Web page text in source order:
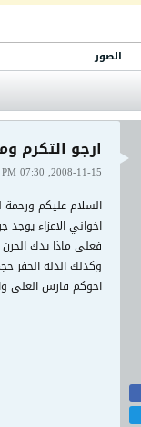
الصور
ارجو التكرم
2008-11-15, 07:30 PM
السلام عليكم ورحمة
اخواني الاعزاء يوجد جرن دائري تقريبا 35سم ثم يتوسطه جرن مخروطي
فعلى ماذا يدك
وكذلك الدلة الحفر حجمها تقريبا 60سم بيد الدله سيال ينزل الى الاسفل
اخوكم فارس العلي